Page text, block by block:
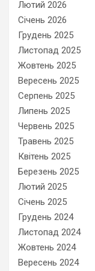
Лютий 2026
Січень 2026
Грудень 2025
Листопад 2025
Жовтень 2025
Вересень 2025
Серпень 2025
Липень 2025
Червень 2025
Травень 2025
Квітень 2025
Березень 2025
Лютий 2025
Січень 2025
Грудень 2024
Листопад 2024
Жовтень 2024
Вересень 2024